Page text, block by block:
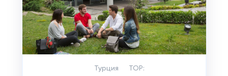
Турция TOP: